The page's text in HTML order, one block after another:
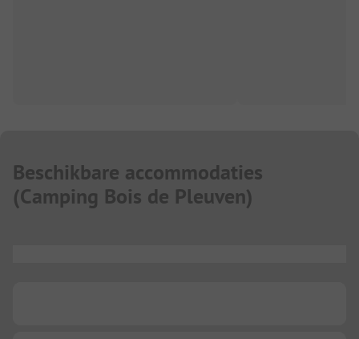
Beschikbare accommodaties
(Camping Bois de Pleuven)